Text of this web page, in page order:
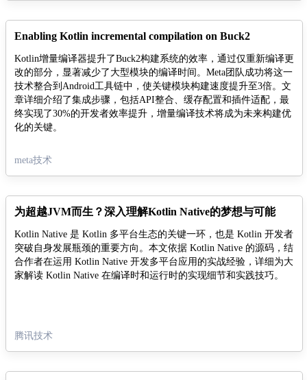
Enabling Kotlin incremental compilation on Buck2
Kotlin增量编译器提升了Buck2构建系统的效率，通过仅重新编译更
改的部分，显著减少了大型模块的编译时间。Meta团队成功将这一
技术整合到Android工具链中，使关键模块构建速度提升至3倍。文
章详细介绍了集成步骤，包括API整合、缓存配置和插件适配，最
终实现了30%的开发者效率提升，增量编译技术将成为未来构建优
化的关键。
meta技术
为超越JVM而生？深入理解Kotlin Native的梦想与可能
Kotlin Native 是 Kotlin 多平台生态的关键一环，也是 Kotlin 开发者
突破自身发展瓶颈的重要方向。本文依据 Kotlin Native 的源码，结
合作者在运用 Kotlin Native 开发多平台应用的实战经验，详细为大
家解读 Kotlin Native 在编译时和运行时的实现细节和实践技巧。
腾讯技术